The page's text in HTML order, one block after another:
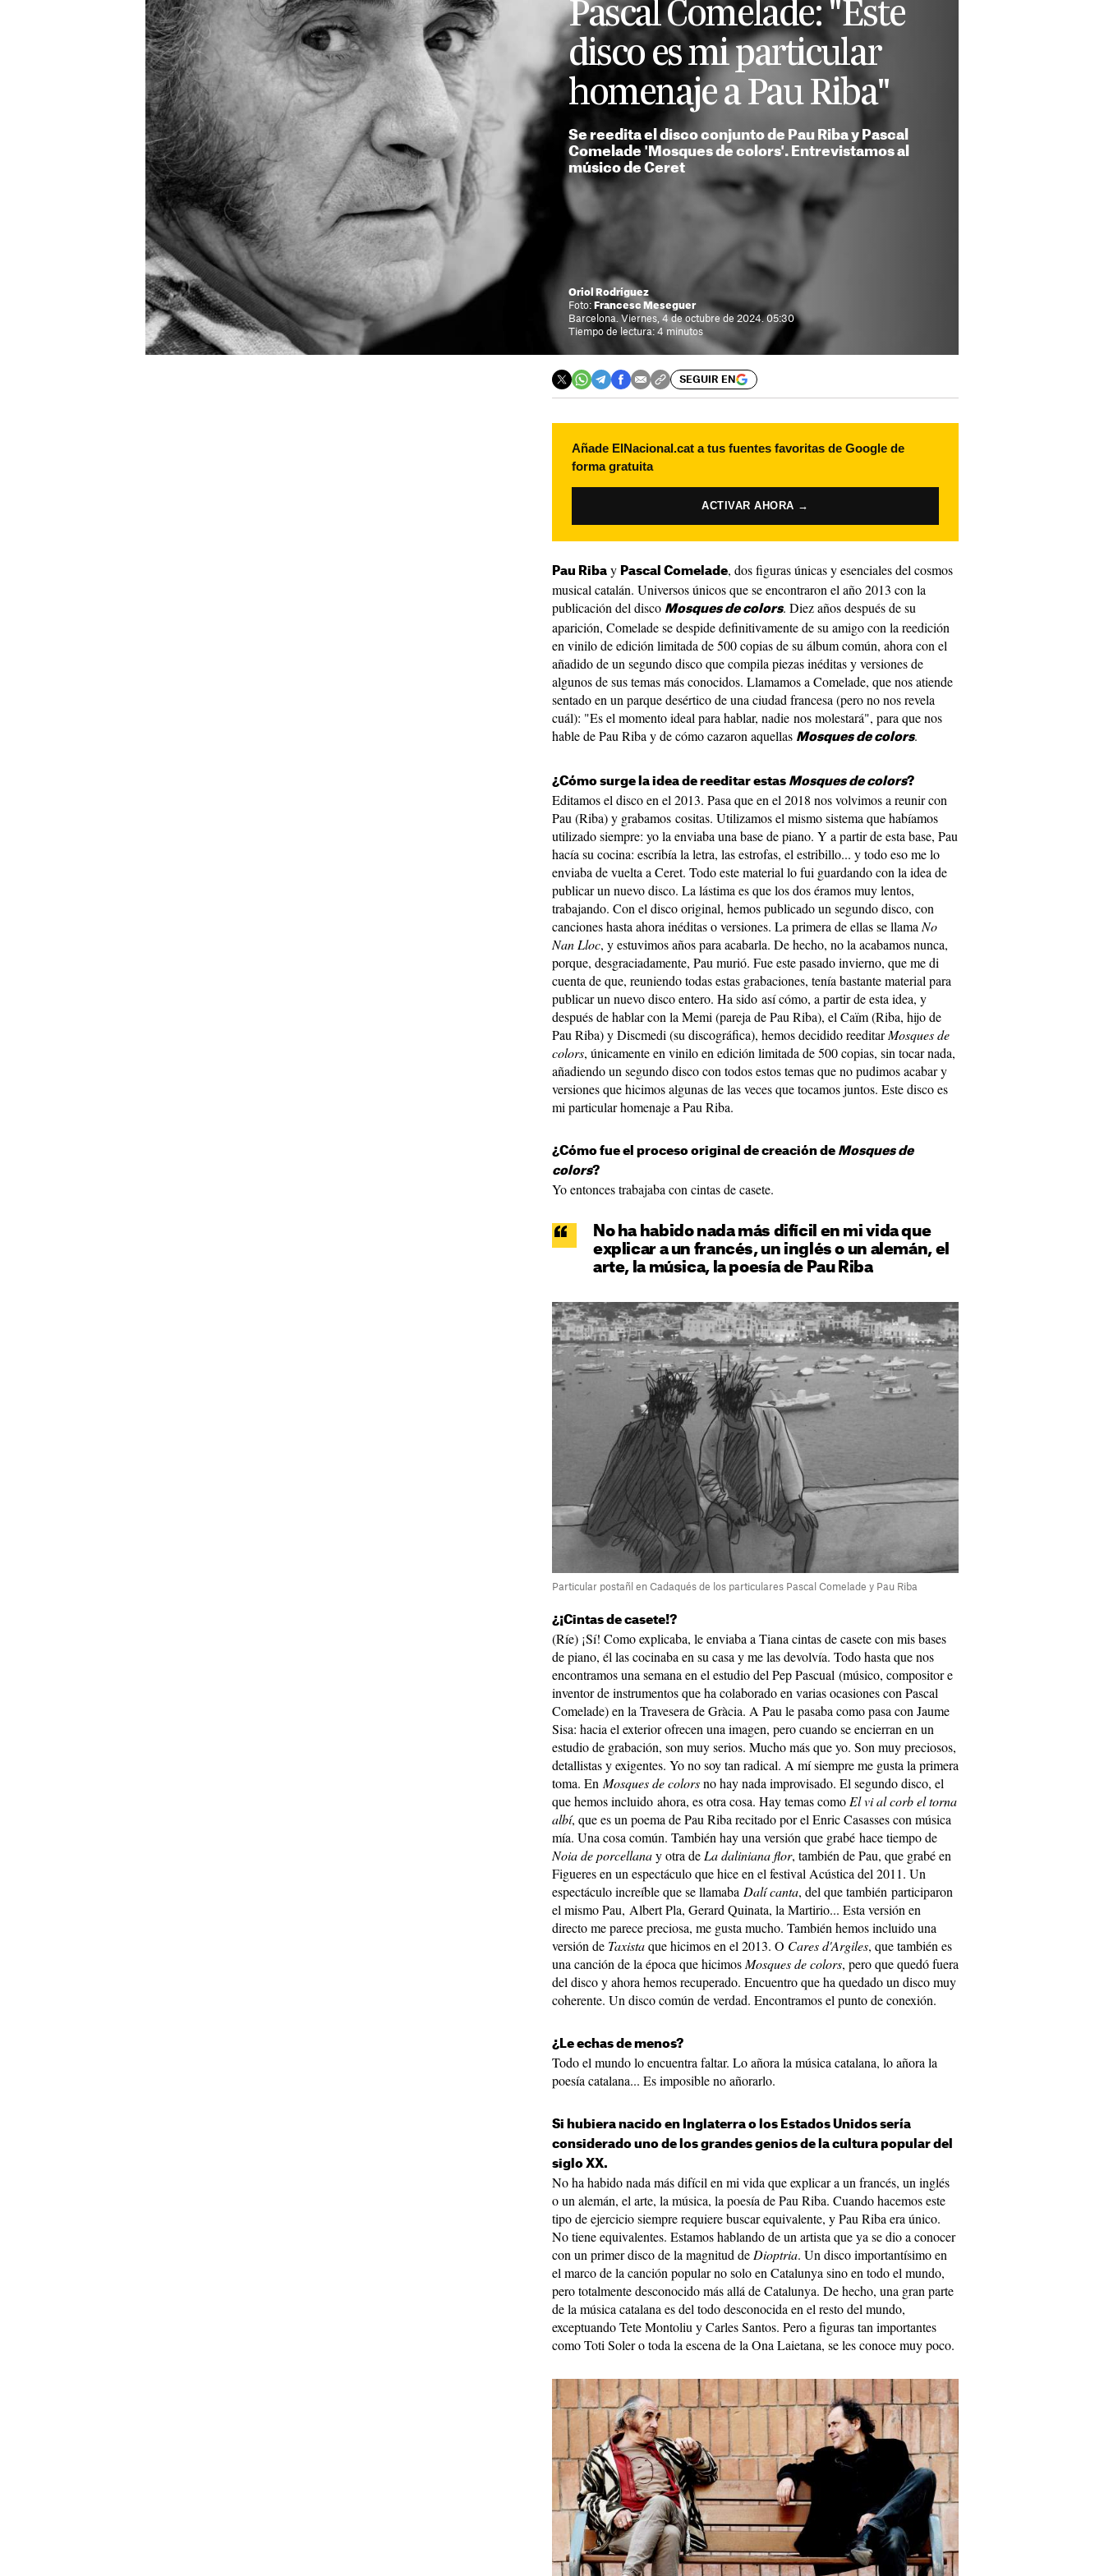
Pascal Comelade: "Este
disco es mi particular
homenaje a Pau Riba"
Se reedita el disco conjunto de Pau Riba y Pascal
Comelade 'Mosques de colors'. Entrevistamos al
músico de Ceret
Oriol Rodríguez
Foto: Francesc Meseguer
Barcelona. Viernes, 4 de octubre de 2024. 05:30
Tiempo de lectura: 4 minutos
SEGUIR EN
Añade ElNacional.cat a tus fuentes favoritas de Google de
forma gratuita
ACTIVAR AHORA →
Pau Riba y Pascal Comelade, dos figuras únicas y esenciales del cosmos
musical catalán. Universos únicos que se encontraron el año 2013 con la
publicación del disco Mosques de colors. Diez años después de su
aparición, Comelade se despide definitivamente de su amigo con la reedición
en vinilo de edición limitada de 500 copias de su álbum común, ahora con el
añadido de un segundo disco que compila piezas inéditas y versiones de
algunos de sus temas más conocidos. Llamamos a Comelade, que nos atiende
sentado en un parque desértico de una ciudad francesa (pero no nos revela
cuál): "Es el momento ideal para hablar, nadie nos molestará", para que nos
hable de Pau Riba y de cómo cazaron aquellas Mosques de colors.
¿Cómo surge la idea de reeditar estas Mosques de colors?
Editamos el disco en el 2013. Pasa que en el 2018 nos volvimos a reunir con
Pau (Riba) y grabamos cositas. Utilizamos el mismo sistema que habíamos
utilizado siempre: yo la enviaba una base de piano. Y a partir de esta base, Pau
hacía su cocina: escribía la letra, las estrofas, el estribillo... y todo eso me lo
enviaba de vuelta a Ceret. Todo este material lo fui guardando con la idea de
publicar un nuevo disco. La lástima es que los dos éramos muy lentos,
trabajando. Con el disco original, hemos publicado un segundo disco, con
canciones hasta ahora inéditas o versiones. La primera de ellas se llama No
Nan Lloc, y estuvimos años para acabarla. De hecho, no la acabamos nunca,
porque, desgraciadamente, Pau murió. Fue este pasado invierno, que me di
cuenta de que, reuniendo todas estas grabaciones, tenía bastante material para
publicar un nuevo disco entero. Ha sido así cómo, a partir de esta idea, y
después de hablar con la Memi (pareja de Pau Riba), el Caïm (Riba, hijo de
Pau Riba) y Discmedi (su discográfica), hemos decidido reeditarMosques de
colors, únicamente en vinilo en edición limitada de 500 copias, sin tocar nada,
añadiendo un segundo disco con todos estos temas que no pudimos acabar y
versiones que hicimos algunas de las veces que tocamos juntos. Este disco es
mi particular homenaje a Pau Riba.
¿Cómo fue el proceso original de creación de Mosques de
colors?
Yo entonces trabajaba con cintas de casete.
No ha habido nada más difícil en mi vida que
explicar a un francés, un inglés o un alemán, el
arte, la música, la poesía de Pau Riba
Particular postañl en Cadaqués de los particulares Pascal Comelade y Pau Riba
¿¡Cintas de casete!?
(Ríe) ¡Sí! Como explicaba, le enviaba a Tiana cintas de casete con mis bases
de piano, él las cocinaba en su casa y me las devolvía. Todo hasta que nos
encontramos una semana en el estudio del Pep Pascual (músico, compositor e
inventor de instrumentos que ha colaborado en varias ocasiones con Pascal
Comelade) en la Travesera de Gràcia. A Pau le pasaba como pasa con Jaume
Sisa: hacia el exterior ofrecen una imagen, pero cuando se encierran en un
estudio de grabación, son muy serios. Mucho más que yo. Son muy preciosos,
detallistas y exigentes. Yo no soy tan radical. A mí siempre me gusta la primera
toma. En Mosques de colorsno hay nada improvisado. El segundo disco, el
que hemos incluido ahora, es otra cosa. Hay temas como El vi al corb el torna
albí, que es un poema de Pau Riba recitado por el Enric Casasses con música
mía. Una cosa común. También hay una versión que grabé hace tiempo de
Noia de porcellanay otra de La daliniana flor, también de Pau, que grabé en
Figueres en un espectáculo que hice en el festival Acústica del 2011. Un
espectáculo increíble que se llamaba Dalí canta, del que también participaron
el mismo Pau, Albert Pla, Gerard Quinata, la Martirio... Esta versión en
directo me parece preciosa, me gusta mucho. También hemos incluido una
versión de Taxistaque hicimos en el 2013. O Cares d'Argiles, que también es
una canción de la época que hicimos Mosques de colors, pero que quedó fuera
del disco y ahora hemos recuperado. Encuentro que ha quedado un disco muy
coherente. Un disco común de verdad. Encontramos el punto de conexión.
¿Le echas de menos?
Todo el mundo lo encuentra faltar. Lo añora la música catalana, lo añora la
poesía catalana... Es imposible no añorarlo.
Si hubiera nacido en Inglaterra o los Estados Unidos sería
considerado uno de los grandes genios de la cultura popular del
siglo XX.
No ha habido nada más difícil en mi vida que explicar a un francés, un inglés
o un alemán, el arte, la música, la poesía de Pau Riba. Cuando hacemos este
tipo de ejercicio siempre requiere buscar equivalente, y Pau Riba era único.
No tiene equivalentes. Estamos hablando de un artista que ya se dio a conocer
con un primer disco de la magnitud de Dioptria. Un disco importantísimo en
el marco de la canción popular no solo en Catalunya sino en todo el mundo,
pero totalmente desconocido más allá de Catalunya. De hecho, una gran parte
de la música catalana es del todo desconocida en el resto del mundo,
exceptuando Tete Montoliu y Carles Santos. Pero a figuras tan importantes
como Toti Soler o toda la escena de la Ona Laietana, se les conoce muy poco.